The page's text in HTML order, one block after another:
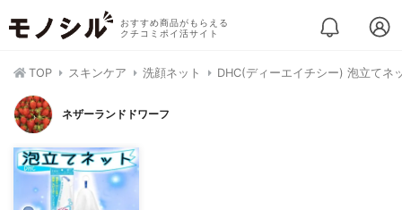
おすすめ商品がもらえる
クチコミポイ活サイト
TOP スキンケア 洗顔ネット DHC(ディーエイチシー) 泡立てネ
ネザーランドドワーフ